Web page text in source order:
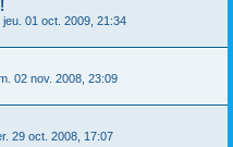
jeu. 01 oct. 2009, 21:34
02 nov. 2008, 23:09
29 oct. 2008, 17:07